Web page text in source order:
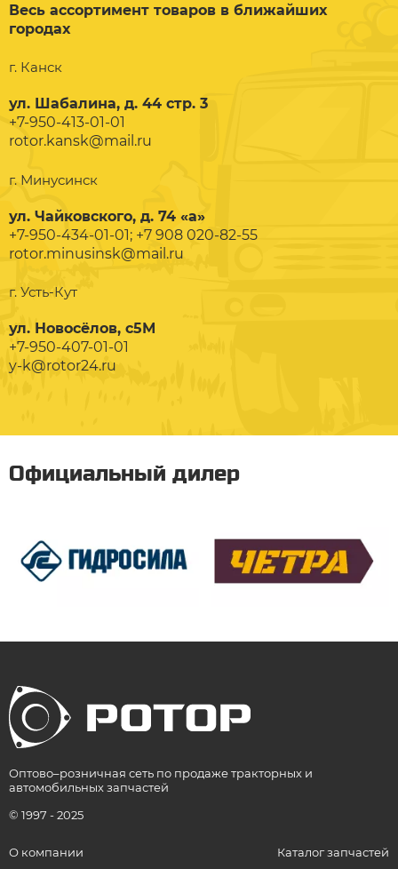
Весь ассортимент товаров в ближайших
городах
г. Канск
ул. Шабалина, д. 44 стр. 3
+7-950-413-01-01
rotor.kansk@mail.ru
г. Минусинск
ул. Чайковского, д. 74 «а»
+7-950-434-01-01; +7 908 020-82-55
rotor.minusinsk@mail.ru
г. Усть-Кут
ул. Новосёлов, с5М
+7-950-407-01-01
y-k@rotor24.ru
Официальный дилер
Оптово–розничная сеть по продаже тракторных и
автомобильных запчастей
© 1997 - 2025
О компании Каталог запчастей